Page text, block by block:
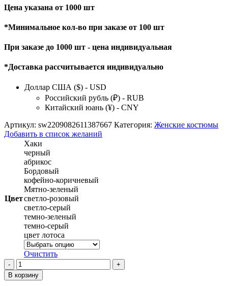
Цена указана от 1000 шт
*Минимальное кол-во при заказе от 100 шт
При заказе до 1000 шт - цена индивидуальная
*Доставка рассчитывается индивидуально
Доллар США ($) - USD
Российский рубль (₽) - RUB
Китайский юань (¥) - CNY
Артикул: sw2209082611387667 Категория: Женские костюмы
Добавить в список желаний
Цвет
Хаки
черный
абрикос
Бордовый
кофейно-коричневый
Мятно-зеленый
светло-розовый
светло-серый
темно-зеленый
темно-серый
цвет лотоса
Очистить
Количество
товара
женский
В корзину